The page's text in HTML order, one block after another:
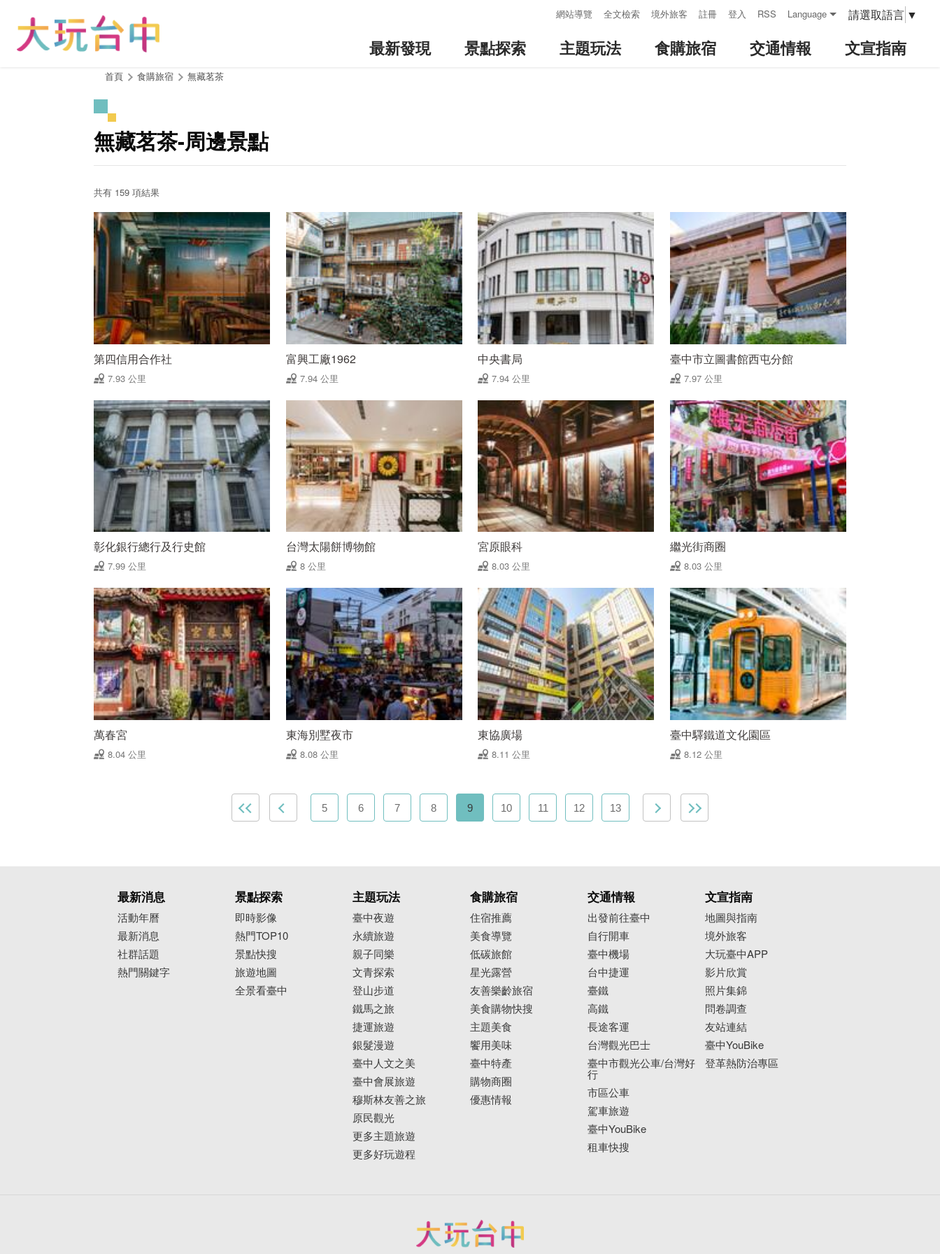
網站導覽 全文檢索 境外旅客 註冊 登入 RSS Language 請選取語言 ▼
最新發現 景點探索 主題玩法 食購旅宿 交通情報 文宣指南
首頁 食購旅宿 無藏茗茶
無藏茗茶-周邊景點
共有 159 項結果
第四信用合作社
7.93 公里
富興工廠1962
7.94 公里
中央書局
7.94 公里
臺中市立圖書館西屯分館
7.97 公里
彰化銀行總行及行史館
7.99 公里
台灣太陽餅博物館
8 公里
宮原眼科
8.03 公里
繼光街商圈
8.03 公里
萬春宮
8.04 公里
東海別墅夜市
8.08 公里
東協廣場
8.11 公里
臺中驛鐵道文化園區
8.12 公里
5 6 7 8 9 10 11 12 13
最新消息
活動年曆
最新消息
社群話題
熱門關鍵字
景點探索
即時影像
熱門TOP10
景點快搜
旅遊地圖
全景看臺中
主題玩法
臺中夜遊
永續旅遊
親子同樂
文青探索
登山步道
鐵馬之旅
捷運旅遊
銀髮漫遊
臺中人文之美
臺中會展旅遊
穆斯林友善之旅
原民觀光
更多主題旅遊
更多好玩遊程
食購旅宿
住宿推薦
美食導覽
低碳旅館
星光露營
友善樂齡旅宿
美食購物快搜
主題美食
饗用美味
臺中特產
購物商圈
優惠情報
交通情報
出發前往臺中
自行開車
臺中機場
台中捷運
臺鐵
高鐵
長途客運
台灣觀光巴士
臺中市觀光公車/台灣好
行
市區公車
駕車旅遊
臺中YouBike
租車快搜
文宣指南
地圖與指南
境外旅客
大玩臺中APP
影片欣賞
照片集錦
問卷調查
友站連結
臺中YouBike
登革熱防治專區